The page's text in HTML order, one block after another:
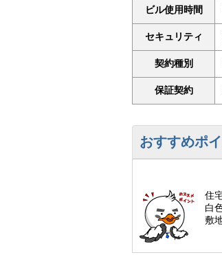
ビル使用時間
セキュリティ
契約種別
保証契約
おすすめポイ
住
白
敷